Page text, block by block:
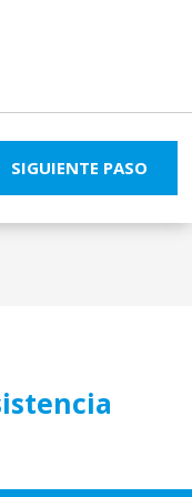
SIGUIENTE PASO